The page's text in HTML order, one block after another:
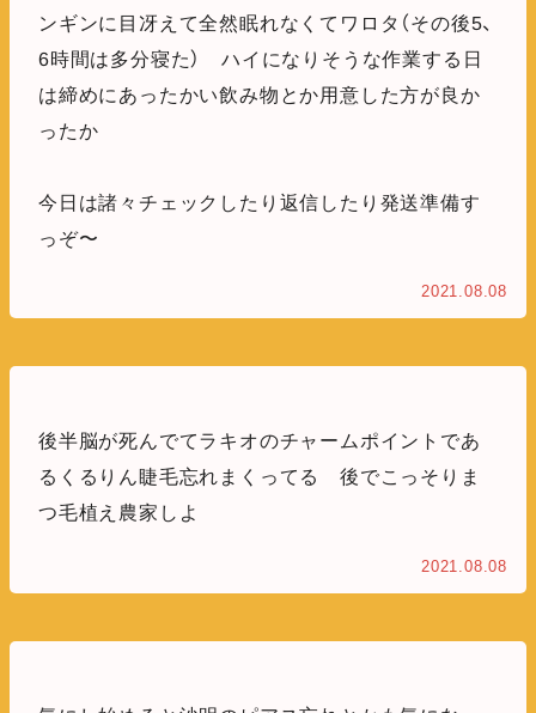
ンギンに目冴えて全然眠れなくてワロタ（その後5、
6時間は多分寝た） ハイになりそうな作業する日
は締めにあったかい飲み物とか用意した方が良か
ったか
今日は諸々チェックしたり返信したり発送準備す
っぞ〜
2021.08.08
後半脳が死んでてラキオのチャームポイントであ
るくるりん睫毛忘れまくってる 後でこっそりま
つ毛植え農家しよ
2021.08.08